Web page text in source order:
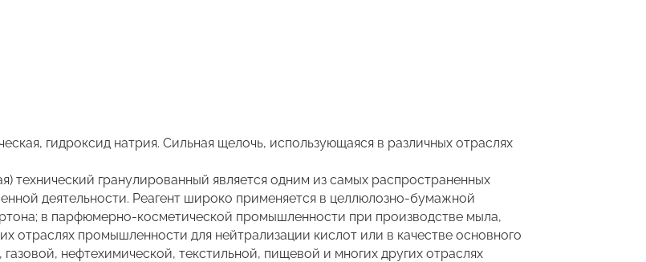
гидроксид натрия. Сильная щелочь, использующаяся в различных отраслях
технический гранулированный является одним из самых распространенных
деятельности. Реагент широко применяется в целлюлозно-бумажной
в парфюмерно-косметической промышленности при производстве мыла,
отраслях промышленности для нейтрализации кислот или в качестве основного
газовой, нефтехимической, текстильной, пищевой и многих других отраслях